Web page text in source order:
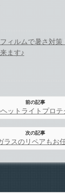
ィルムで暑さ対
ます♪
前の記事
ットライトプロテ
次の記事
ラスのリペアもお